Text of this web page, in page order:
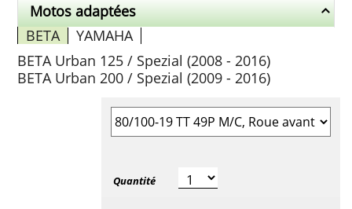
Motos adaptées
BETA
YAMAHA
BETA Urban 125 / Spezial (2008 - 2016)
BETA Urban 200 / Spezial (2009 - 2016)
Sélectionner la taille du pneu
Quantité